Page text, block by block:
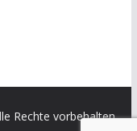
Rechte vorbehalten.